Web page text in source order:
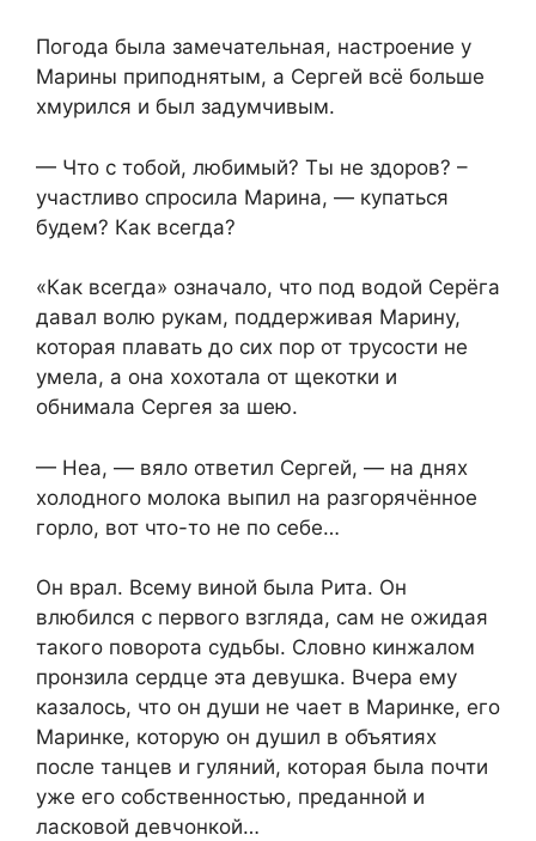
Погода была замечательная, настроение у
Марины приподнятым, а Сергей всё больше
хмурился и был задумчивым.
— Что с тобой, любимый? Ты не здоров? –
участливо спросила Марина, — купаться
будем? Как всегда?
«Как всегда» означало, что под водой Серёга
давал волю рукам, поддерживая Марину,
которая плавать до сих пор от трусости не
умела, а она хохотала от щекотки и
обнимала Сергея за шею.
— Неа, — вяло ответил Сергей, — на днях
холодного молока выпил на разгорячённое
горло, вот что-то не по себе…
Он врал. Всему виной была Рита. Он
влюбился с первого взгляда, сам не ожидая
такого поворота судьбы. Словно кинжалом
пронзила сердце эта девушка. Вчера ему
казалось, что он души не чает в Маринке, его
Маринке, которую он душил в объятиях
после танцев и гуляний, которая была почти
уже его собственностью, преданной и
ласковой девчонкой…